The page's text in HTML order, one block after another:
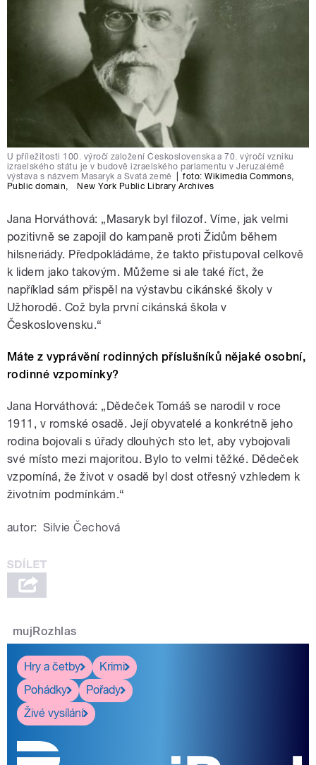
U příležitosti 100. výročí založení Československa a 70. výročí vzniku
izraelského státu je v budově izraelského parlamentu v Jeruzalémě
výstava s názvem Masaryk a Svatá země
foto:Wikimedia Commons
Public domain ,New York Public Library Archives
Jana Horváthová: „Masaryk byl filozof. Víme, jak velmi
pozitivně se zapojil do kampaně proti Židům během
hilsneriády. Předpokládáme, že takto přistupoval celkově
k lidem jako takovým. Můžeme si ale také říct, že
například sám přispěl na výstavbu cikánské školy v
Užhorodě. Což byla první cikánská škola v
Československu.“
Máte z vyprávění rodinných příslušníků nějaké osobní,
rodinné vzpomínky?
Jana Horváthová: „Dědeček Tomáš se narodil v roce
1911, v romské osadě. Její obyvatelé a konkrétně jeho
rodina bojovali s úřady dlouhých sto let, aby vybojovali
své místo mezi majoritou. Bylo to velmi těžké. Dědeček
vzpomíná, že život v osadě byl dost otřesný vzhledem k
životním podmínkám.“
autor: Silvie Čechová
mujRozhlas
Hry a četby
Krimi
Pohádky
Pořady
Živé vysílání